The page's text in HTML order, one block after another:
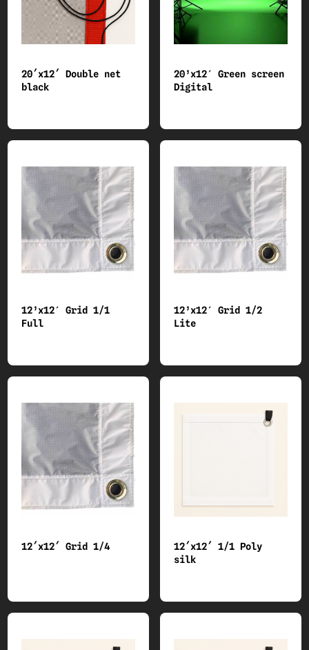
20´x12´ Double net
black
20’x12′ Green screen
Digital
12’x12′ Grid 1/1
Full
12’x12′ Grid 1/2
Lite
12´x12´ Grid 1/4
12´x12´ 1/1 Poly
silk